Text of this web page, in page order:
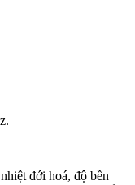
đới hoá, độ bền